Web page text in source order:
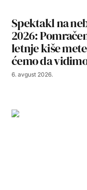
Spektakl na
2026:
letnje kiše
ćemo da
6. avgust 2026.